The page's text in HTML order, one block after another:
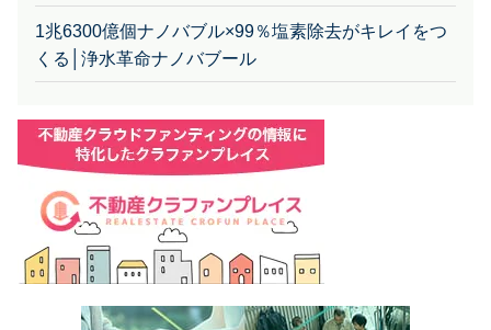
1兆6300億個ナノバブル×99％塩素除去がキレイをつ
くる│浄水革命ナノバブール